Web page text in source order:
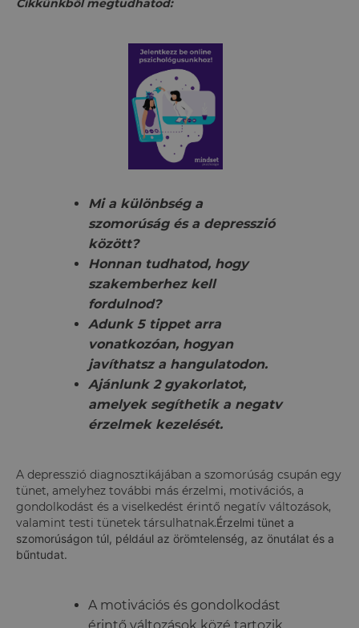
Mi a különbség a
szomorúság és a depresszió
között?
Honnan tudhatod, hogy
szakemberhez kell
fordulnod?
Adunk 5 tippet arra
vonatkozóan, hogyan
javíthatsz a hangulatodon.
Ajánlunk 2 gyakorlatot,
amelyek segíthetik a negatv
érzelmek kezelését.
A depresszió diagnosztikájában a szomorúság csupán egy
tünet, amelyhez további más érzelmi, motivációs, a
gondolkodást és a viselkedést érintő negatív változások,
valamint testi tünetek társulhatnak.Érzelmi tünet a
szomorúságon túl, például az örömtelenség, az önutálat és a
bűntudat.
A motivációs és gondolkodást